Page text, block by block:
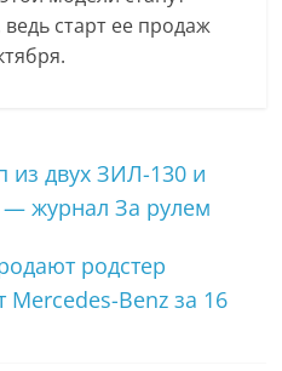
старт ее продаж
из двух ЗИЛ-130 и
— журнал За рулем
родстер
Mercedes-Benz за 16